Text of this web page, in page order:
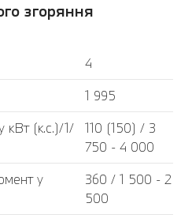
згоряння
4
1 995
кВт (к.с.)/1/
110 (150) / 3
750 - 4 000
у
360 / 1 500 - 2
500